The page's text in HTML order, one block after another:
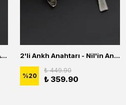
2'li Anime Attack On Titan Acrylic Maria Anime Naruto Erkek Kadın Kolye Seti 2'li Ankh Anahtarı - Nil'in Anahtarı - Kuru Kafa Erkek Kadın Kolye Seti
%20
₺ 449.90
₺ 359.90